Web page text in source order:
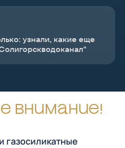
узнали, какие еще
внимание!
газосиликатные